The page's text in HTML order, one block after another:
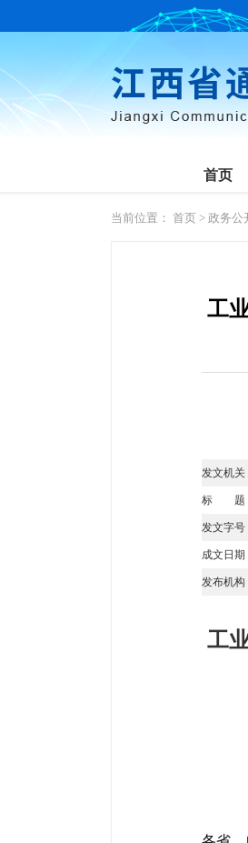
首页
当前位置： 首页 > 政务公
工
发文机关
标 题
发文字号
成文日期
发布机构
工